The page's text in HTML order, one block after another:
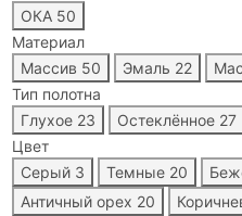
ОКА 50
Материал
Массив 50 Эмаль 22
Тип полотна
Глухое 23 Остеклённое 27
Цвет
Серый 3 Темные 20
Античный орех 20